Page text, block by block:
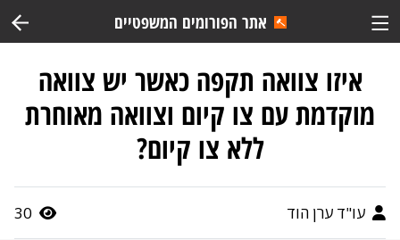
אתר הפורומים המשפטיים
איזו צוואה תקפה כאשר יש צוואה
מוקדמת עם צו קיום וצוואה מאוחרת
ללא צו קיום?
עו"ד ערן הוד 30